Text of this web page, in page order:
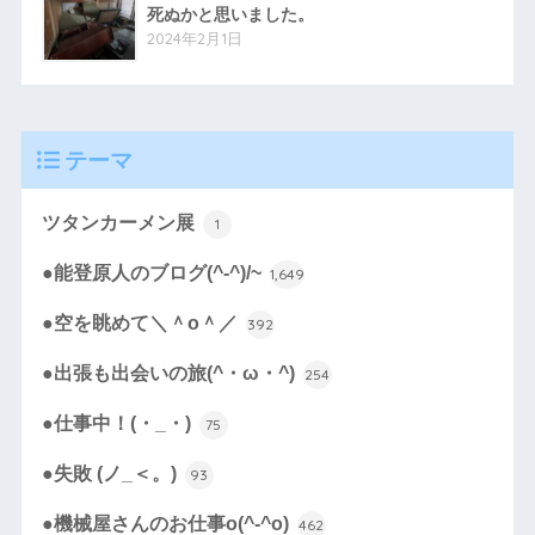
死ぬかと思いました。
2024年2月1日
テーマ
ツタンカーメン展 1
●能登原人のブログ(^-^)/~ 1,649
●空を眺めて＼＾o＾／ 392
●出張も出会いの旅(^・ω・^) 254
●仕事中！(・_・) 75
●失敗 (ノ_＜。) 93
●機械屋さんのお仕事o(^-^o) 462